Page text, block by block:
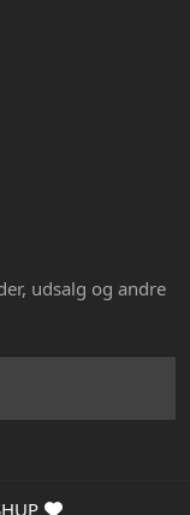
udsalg og andre